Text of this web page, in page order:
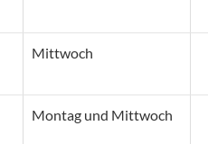
Mittwoch
Montag und Mittwoch